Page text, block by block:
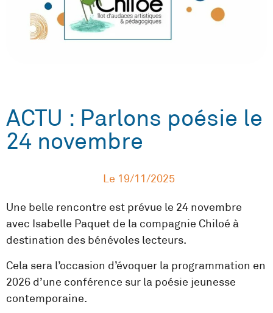
ACTU : Parlons poésie le
24 novembre
Le 19/11/2025
Une belle rencontre est prévue le 24 novembre
avec Isabelle Paquet de la compagnie Chiloé à
destination des bénévoles lecteurs.
Cela sera l’occasion d’évoquer la programmation en
2026 d’une conférence sur la poésie jeunesse
contemporaine.